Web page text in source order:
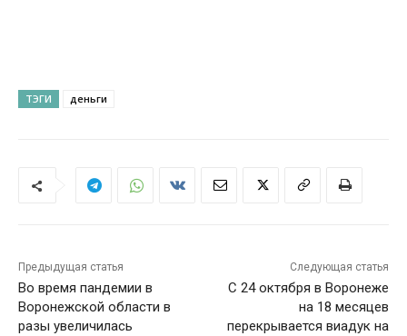
ТЭГИ деньги
Предыдущая статья
Во время пандемии в
Воронежской области в
разы увеличилась
Следующая статья
С 24 октября в Воронеже
на 18 месяцев
перекрывается виадук на